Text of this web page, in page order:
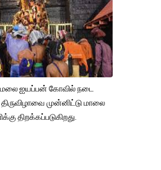
ஐயப்பன் கோவில் நடை
திருவிழாவை முன்னிட்டு மாலை
திறக்கப்படுகிறது.